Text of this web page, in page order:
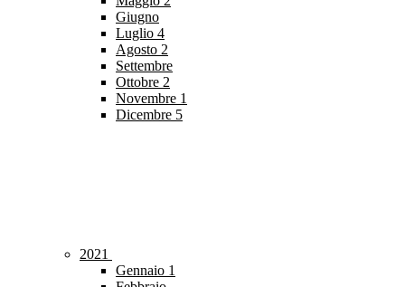
Giugno
Luglio 4
Agosto 2
Settembre
Ottobre 2
Novembre 1
Dicembre 5
2021
Gennaio 1